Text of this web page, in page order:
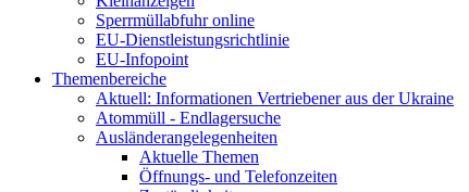
Sperrmüllabfuhr online
EU-Dienstleistungsrichtlinie
EU-Infopoint
Themenbereiche
Aktuell: Informationen Vertriebener aus der Ukraine
Atommüll - Endlagersuche
Ausländerangelegenheiten
Aktuelle Themen
Öffnungs- und Telefonzeiten